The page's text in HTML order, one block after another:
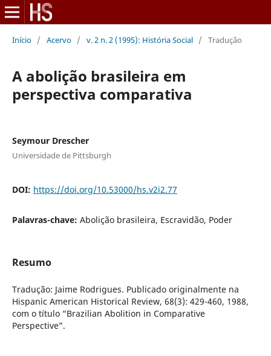
Início / Acervo / v. 2 n. 2 (1995): História Social / Tradução
A abolição brasileira em
perspectiva comparativa
Seymour Drescher
Universidade de Pittsburgh
DOI: https://doi.org/10.53000/hs.v2i2.77
Palavras-chave: Abolição brasileira, Escravidão, Poder
Resumo
Tradução: Jaime Rodrigues. Publicado originalmente na
Hispanic American Historical Review, 68(3): 429-460, 1988,
com o título “Brazilian Abolition in Comparative
Perspective”.